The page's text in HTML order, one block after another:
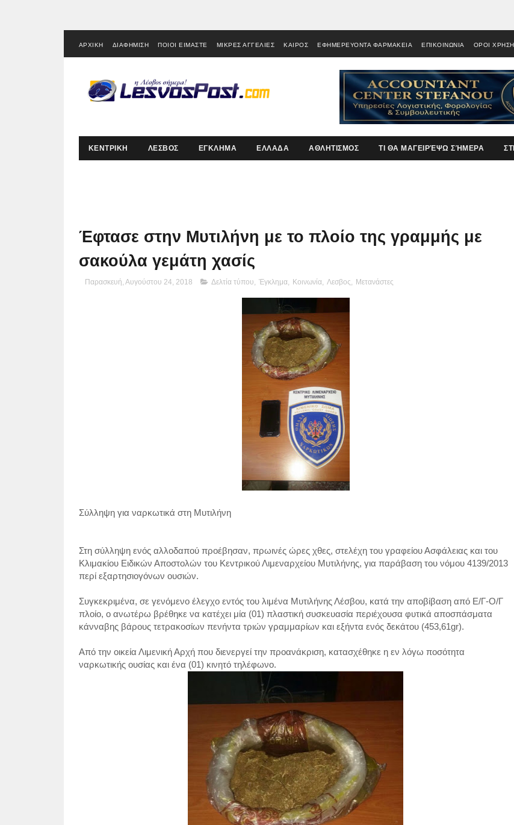
ΑΡΧΙΚΗ ΔΙΑΦΗΜΙΣΗ ΠΟΙΟΙ ΕΙΜΑΣΤΕ ΜΙΚΡΕΣ ΑΓΓΕΛΙΕΣ ΚΑΙΡΟΣ ΕΦΗΜΕΡΕΥΟΝΤΑ ΦΑΡΜΑΚΕΙΑ ΕΠΙΚΟΙΝΩΝΙΑ ΟΡΟΙ
ΚΕΝΤΡΙΚΗ ΛΕΣΒΟΣ ΕΓΚΛΗΜΑ ΕΛΛΑΔΑ ΑΘΛΗΤΙΣΜΟΣ ΤΙ ΘΑ ΜΑΓΕΙΡΈΨΩ ΣΉΜΕΡΑ
Έφτασε στην Μυτιλήνη με το πλοίο της γραμμής με
σακούλα γεμάτη χασίς
Παρασκευή, Αυγούστου 24, 2018 Δελτία τύπου, Έγκλημα, Κοινωνία, Λεσβος, Μετανάστες
Σύλληψη για ναρκωτικά στη Μυτιλήνη
Στη σύλληψη ενός αλλοδαπού προέβησαν, πρωινές ώρες χθες, στελέχη του γραφείου Ασφάλειας και του
Κλιμακίου Ειδικών Αποστολών του Κεντρικού Λιμεναρχείου Μυτιλήνης, για παράβαση του νόμου 4139/2013
περί εξαρτησιογόνων ουσιών.
Συγκεκριμένα, σε γενόμενο έλεγχο εντός του λιμένα Μυτιλήνης Λέσβου, κατά την αποβίβαση από Ε/Γ-Ο/Γ
πλοίο, ο ανωτέρω βρέθηκε να κατέχει μία (01) πλαστική συσκευασία περιέχουσα φυτικά αποσπάσματα
κάνναβης βάρους τετρακοσίων πενήντα τριών γραμμαρίων και εξήντα ενός δεκάτου (453,61gr).
Από την οικεία Λιμενική Αρχή που διενεργεί την προανάκριση, κατασχέθηκε η εν λόγω ποσότητα
ναρκωτικής ουσίας και ένα (01) κινητό τηλέφωνο.